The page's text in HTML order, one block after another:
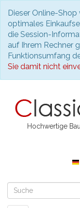
Dieser Online-
optimales
die Session-
auf Ihrem Rechner
Funktionsumfang
Sie damit nicht
Hochwertige